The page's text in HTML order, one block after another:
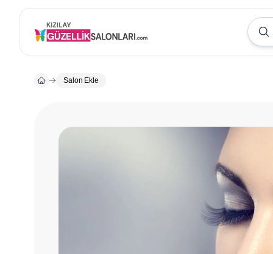
Salon Ekle